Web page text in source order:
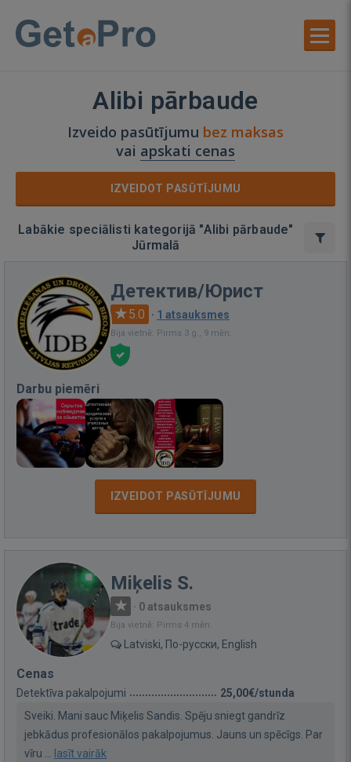
Alibi pārbaude
Izveido pasūtījumu bez maksas
vai apskati cenas
IZVEIDOT PASŪTĪJUMU
Labākie speciālisti kategorijā "Alibi pārbaude"
Jūrmalā
Детектив/Юрист
5.0 · 1 atsauksmes
Bija vietnē: Pirms 3 g., 9 mēn.
Darbu piemēri
IZVEIDOT PASŪTĪJUMU
Miķelis S.
· 0 atsauksmes
Bija vietnē: Pirms 4 mēn.
Latviski, По-русски, English
Cenas
Detektīva pakalpojumi
25,00€/stunda
Sveiki. Mani sauc Miķelis Sandis. Spēju sniegt gandrīz
jebkādus profesionālos pakalpojumus. Jauns un spēcīgs. Par
vīru ...
lasīt vairāk